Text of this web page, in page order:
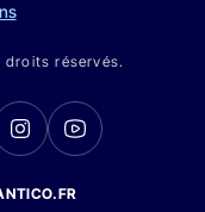
droits réservés.